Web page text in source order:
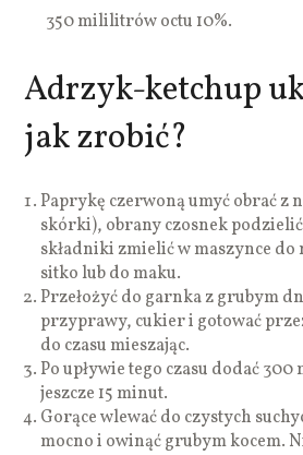
350 mililitrów octu 10%.
Adrzyk-ketchup
jak zrobić?
Paprykę czerwoną umyć obrać z
skórki), obrany czosnek
składniki zmielić w maszynce
sitko lub do maku.
Przełożyć do garnka z grubym
przyprawy, cukier i gotować
do czasu mieszając.
Po upływie tego czasu dodać
jeszcze 15 minut.
Gorące wlewać do czystych
mocno i owinąć grubym kocem.